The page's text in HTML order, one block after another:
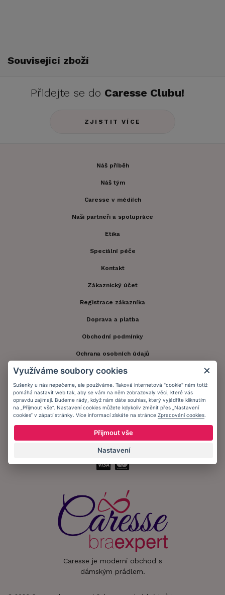
Související zboží
Přidejte se do Caresse Clubu!
ZJISTIT VÍCE
Caresse je moderní obchod s
dámským prádlem.
Náš příběh
Náš tým
Caresse v médiích
Naši partneři a spolupráce
Etika
Speciální péče
Kontakt
Zákaznický účet
Registrace zákazníka
Doprava a platba
Obchodní podmínky
Ochrana osobních údajů
Informační memorandum
Zůstaňte s námi v kontaktu.
Přijímáme platby:
Využíváme soubory cookies
Sušenky u nás nepečeme, ale používáme. Taková internetová "cookie" nám totiž
pomáhá nastavit web tak, aby se vám na něm zobrazovaly věci, které vás
opravdu zajímají. Budeme rády, když nám dáte souhlas, který vyjádříte kliknutím
na „Přijmout vše“. Nastavení cookies můžete kdykoliv změnit přes „Nastavení
cookies“ v zápatí stránky. Více informací získáte na stránce Zpracování cookies.
Přijmout vše
Nastavení